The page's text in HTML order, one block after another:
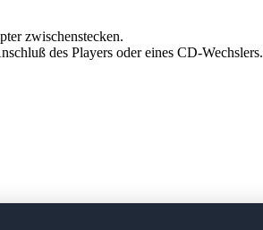
zwischenstecken.
des Players oder eines CD-Wechslers.